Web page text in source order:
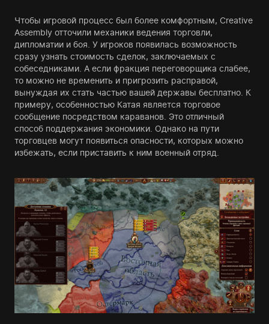
Чтобы игровой процесс был более комфортным, Creative
Assembly отточили механики ведения торговли,
дипломатии и боя. У игроков появилась возможность
сразу узнать стоимость сделок, заключаемых с
собеседниками. А если фракция переговорщика слабее,
то можно не временить и пригрозить расправой,
вынуждая их стать частью вашей державы бесплатно. К
примеру, особенностью Катая является торговое
сообщение посредством караванов. Это отличный
способ поддержания экономики. Однако на пути
торговцев могут появиться опасности, которых можно
избежать, если приставить к ним военный отряд.